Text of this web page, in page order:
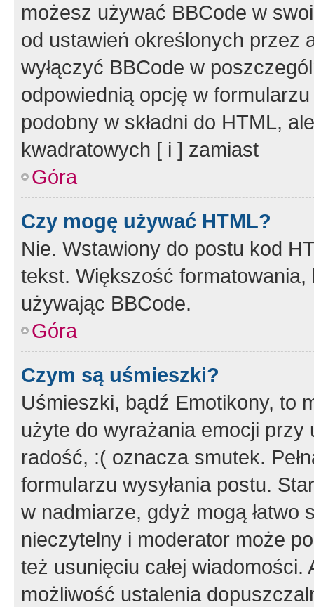
możesz używać BBCode w
od ustawień określonych przez
wyłączyć BBCode w
odpowiednią opcję w
podobny w składni do HTML,
kwadratowych [ i ] zamiast
Góra
Czy mogę używać HTML?
Nie. Wstawiony do postu kod
tekst. Większość
używając BBCode.
Góra
Czym są uśmieszki?
Uśmieszki, bądź Emotikony, to
użyte do wyrażania emocji
radość, :( oznacza smutek.
formularzu wysyłania postu.
w nadmiarze, gdyż mogą
nieczytelny i moderator może
też usunięciu całej
możliwość ustalenia